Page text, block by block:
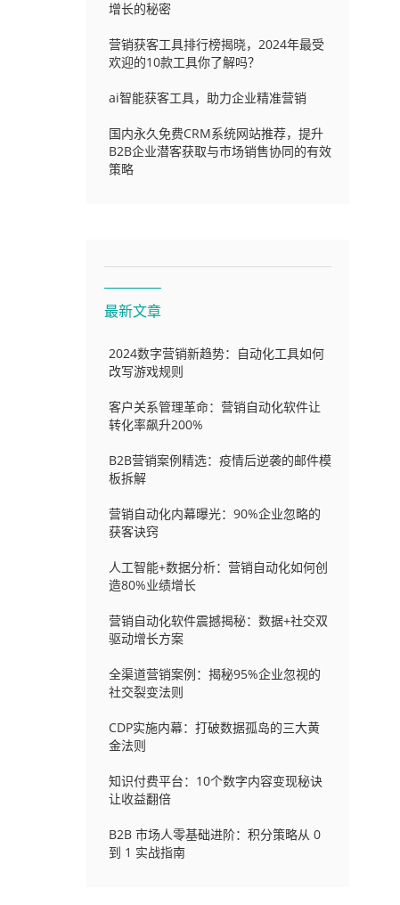
增长的秘密
营销获客工具排行榜揭晓，2024年最受
欢迎的10款工具你了解吗？
ai智能获客工具，助力企业精准营销
国内永久免费CRM系统网站推荐，提升
B2B企业潜客获取与市场销售协同的有效
策略
最新文章
2024数字营销新趋势：自动化工具如何
改写游戏规则
客户关系管理革命：营销自动化软件让
转化率飙升200%
B2B营销案例精选：疫情后逆袭的邮件模
板拆解
营销自动化内幕曝光：90%企业忽略的
获客诀窍
人工智能+数据分析：营销自动化如何创
造80%业绩增长
营销自动化软件震撼揭秘：数据+社交双
驱动增长方案
全渠道营销案例：揭秘95%企业忽视的
社交裂变法则
CDP实施内幕：打破数据孤岛的三大黄
金法则
知识付费平台：10个数字内容变现秘诀
让收益翻倍
B2B 市场人零基础进阶：积分策略从 0
到 1 实战指南